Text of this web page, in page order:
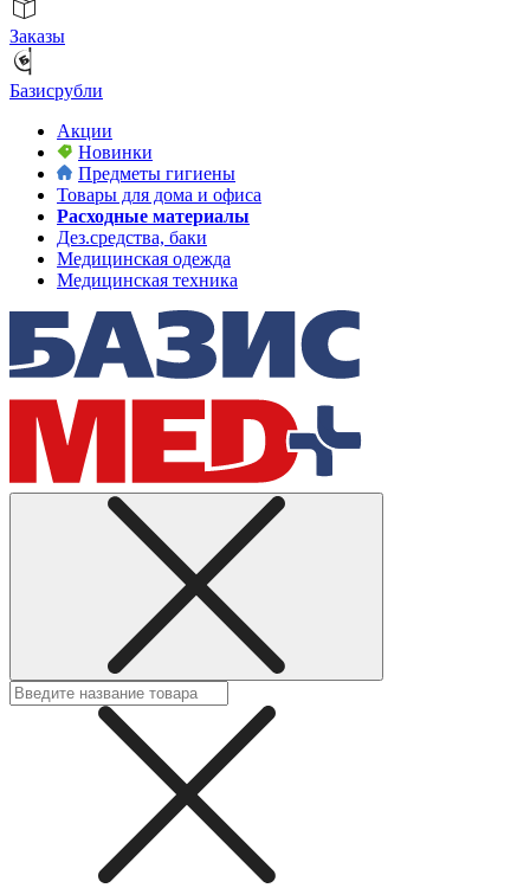
Заказы
Базисрубли
Акции
Новинки
Предметы гигиены
Товары для дома и офиса
Расходные материалы
Дез.средства, баки
Медицинская одежда
Медицинская техника